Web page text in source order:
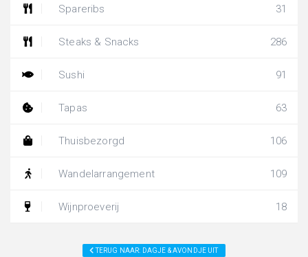
Spareribs 31
Steaks & Snacks 286
Sushi 91
Tapas 63
Thuisbezorgd 106
Wandelarrangement 109
Wijnproeverij 18
TERUG NAAR: DAGJE & AVONDJE UIT